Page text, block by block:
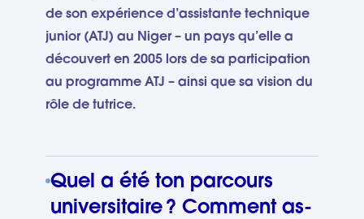
de son expérience d’assistante technique
junior (ATJ) au Niger – un pays qu’elle a
découvert en 2005 lors de sa participation
au programme ATJ – ainsi que sa vision du
rôle de tutrice.
Quel a été ton parcours
universitaire ? Comment as-